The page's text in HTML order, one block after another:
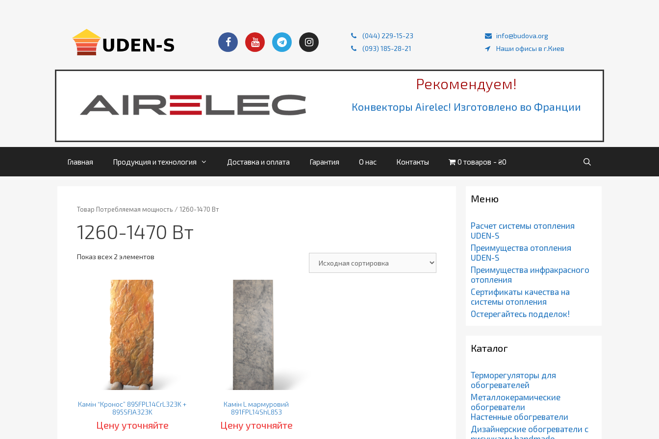
(044) 229-15-23
(093) 185-28-21
info@budova.org
Наши офисы в г.Киев
Рекомендуем!
Конвекторы Airelec! Изготовлено во Франции
Главная Продукция и технология Доставка и оплата Гарантия О нас Контакты 0 товаров ₴0
Товар Потребляемая мощность / 1260-1470 Вт
1260-1470 Вт
Показ всех 2 элементов
Камін “Кронос” 895FPL14CrL323K +
895SFJA323K
Цену уточняйте
Камін L мармуровий
891FPL14ShL853
Цену уточняйте
Меню
Расчет системы отопления
UDEN-S
Преимущества отопления
UDEN-S
Преимущества инфракрасного
отопления
Сертификаты качества на
системы отопления
Остерегайтесь подделок!
Каталог
Терморегуляторы для
обогревателей
Металлокерамические
обогреватели
Настенные обогреватели
Дизайнерские обогреватели с